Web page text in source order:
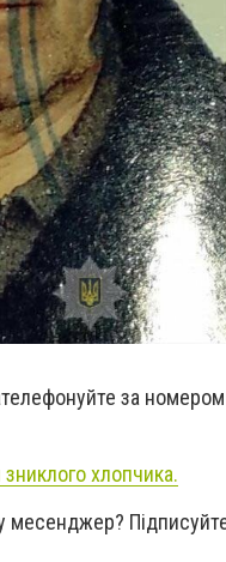
за номером
хлопчика.
месенджер?